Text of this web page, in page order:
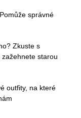
správné
Zkuste s
starou
outfity, na které